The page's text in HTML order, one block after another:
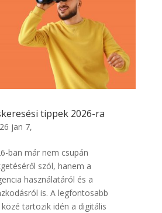
tippek 2026-ra
jan 7,
ban már nem csupán
szól, hanem a
használatáról és a
is. A legfontosabb
tartozik idén a digitális